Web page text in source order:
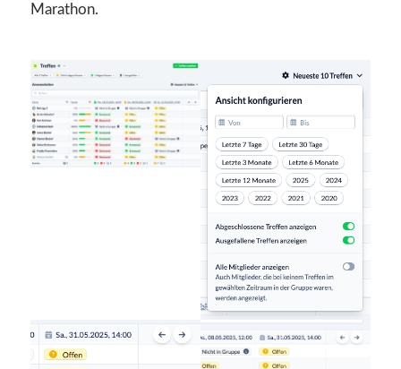
Marathon.